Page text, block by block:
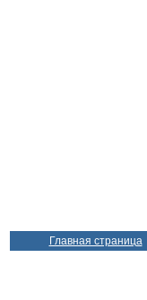
Главная страница